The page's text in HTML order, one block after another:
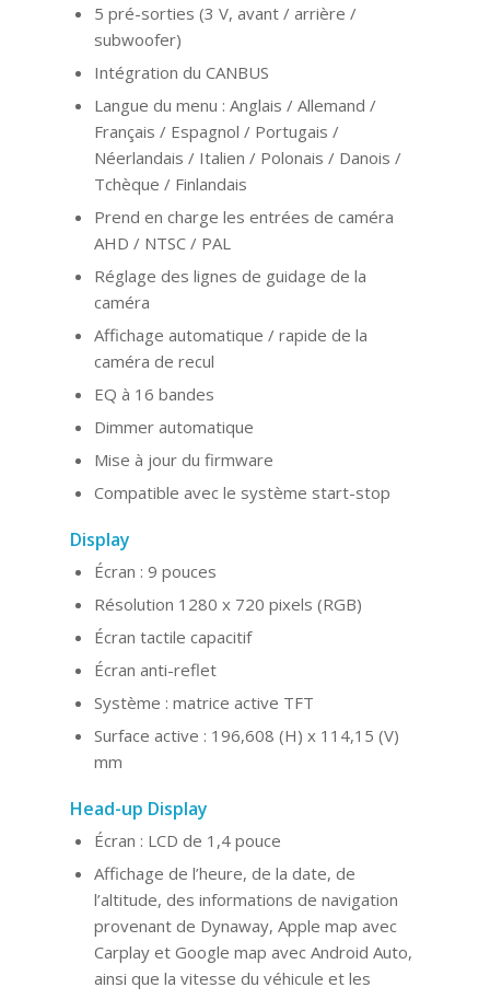
5 pré-sorties (3 V, avant / arrière /
subwoofer)
Intégration du CANBUS
Langue du menu : Anglais / Allemand /
Français / Espagnol / Portugais /
Néerlandais / Italien / Polonais / Danois /
Tchèque / Finlandais
Prend en charge les entrées de caméra
AHD / NTSC / PAL
Réglage des lignes de guidage de la
caméra
Affichage automatique / rapide de la
caméra de recul
EQ à 16 bandes
Dimmer automatique
Mise à jour du firmware
Compatible avec le système start-stop
Display
Écran : 9 pouces
Résolution 1280 x 720 pixels (RGB)
Écran tactile capacitif
Écran anti-reflet
Système : matrice active TFT
Surface active : 196,608 (H) x 114,15 (V)
mm
Head-up Display
Écran : LCD de 1,4 pouce
Affichage de l’heure, de la date, de
l’altitude, des informations de navigation
provenant de Dynaway, Apple map avec
Carplay et Google map avec Android Auto,
ainsi que la vitesse du véhicule et les